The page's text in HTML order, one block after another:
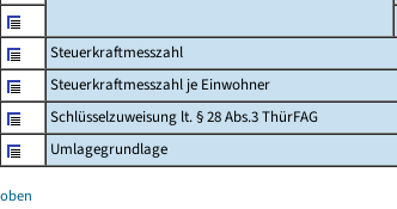
Steuerkraftmesszahl
Steuerkraftmesszahl je Einwohner
Schlüsselzuweisung lt. § 28 Abs.3 ThürFAG
Umlagegrundlage